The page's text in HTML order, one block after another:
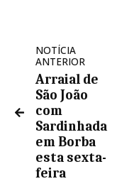
NOTÍCIA
ANTERIOR
Arraial de
São João
com
Sardinhada
em Borba
esta sexta-
feira